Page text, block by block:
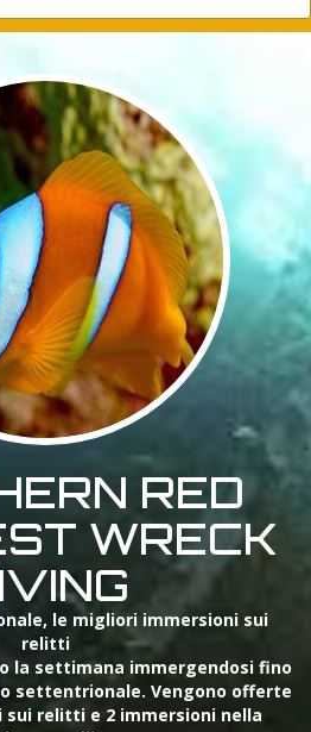
RED
WRECK
le migliori immersioni sui
relitti
la settimana immergendosi fino
settentrionale. Vengono offerte
sui relitti e 2 immersioni nella